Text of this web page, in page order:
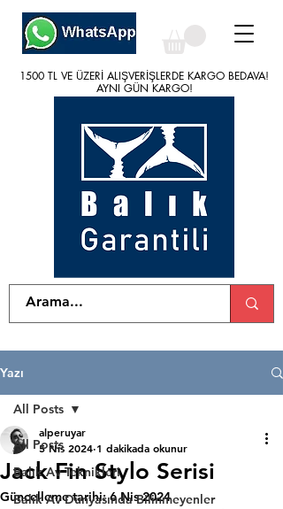
1500 TL VE ÜZERİ ALIŞVERİŞLERDE KARGO BEDAVA!
AYNI GÜN KARGO!
1500 TL VE ÜZERİ ALIŞVERİŞLERDE KARGO BEDAVA!
AYNI GÜN KARGO!
Yazı
All Posts
Balık Av Teknikleri
Balık Av Dünyasında Bilinmeyenler
All Posts
Jack Fin Stylo Serisi
alperuyar
5 Nis 2024 1 dakikada okunur
Güncelleme tarihi:6 Nis 2024